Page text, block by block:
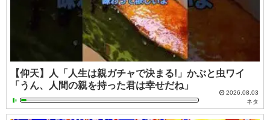
【仰天】人「人生は親ガチャで決まる!」かぶと虫ワイ
「うん、人間の親を持った君は幸せだね」
2026.08.03
ネタ